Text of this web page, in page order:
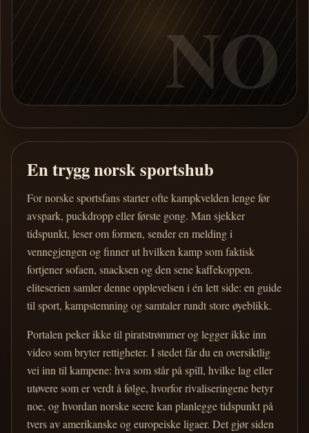
NO
En trygg norsk sportshub
For norske sportsfans starter ofte kampkvelden lenge før
avspark, puckdropp eller første gong. Man sjekker
tidspunkt, leser om formen, sender en melding i
vennegjengen og finner ut hvilken kamp som faktisk
fortjener sofaen, snacksen og den sene kaffekoppen.
eliteserien samler denne opplevelsen i én lett side: en guide
til sport, kampstemning og samtaler rundt store øyeblikk.
Portalen peker ikke til piratstrømmer og legger ikke inn
video som bryter rettigheter. I stedet får du en oversiktlig
vei inn til kampene: hva som står på spill, hvilke lag eller
utøvere som er verdt å følge, hvorfor rivaliseringene betyr
noe, og hvordan norske seere kan planlegge tidspunkt på
tvers av amerikanske og europeiske ligaer. Det gjør siden